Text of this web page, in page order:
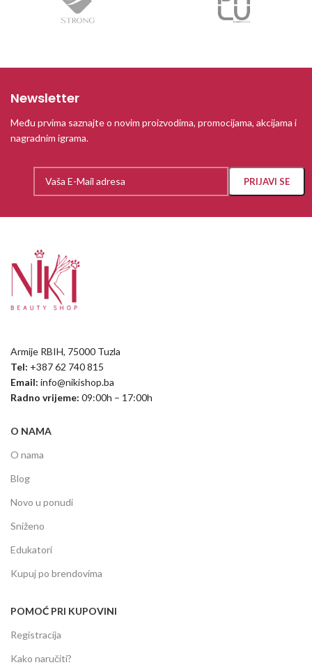
Newsletter
Među prvima saznajte o novim proizvodima, promocijama, akcijama i
nagradnim igrama.
Armije RBIH, 75000 Tuzla
Tel: +387 62 740 815
Email: info@nikishop.ba
Radno vrijeme: 09:00h – 17:00h
O NAMA
O nama
Blog
Novo u ponudi
Sniženo
Edukatori
Kupuj po brendovima
POMOĆ PRI KUPOVINI
Registracija
Kako naručiti?